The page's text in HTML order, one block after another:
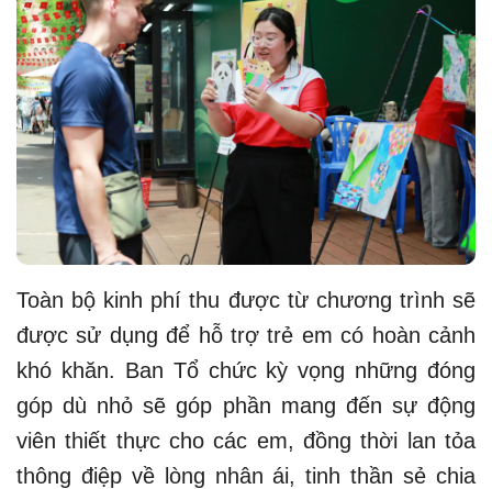
Toàn bộ kinh phí thu được từ chương trình sẽ
được sử dụng để hỗ trợ trẻ em có hoàn cảnh
khó khăn. Ban Tổ chức kỳ vọng những đóng
góp dù nhỏ sẽ góp phần mang đến sự động
viên thiết thực cho các em, đồng thời lan tỏa
thông điệp về lòng nhân ái, tinh thần sẻ chia